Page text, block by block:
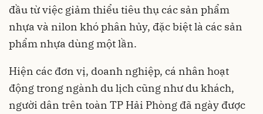
đầu từ việc giảm thiểu tiêu thụ các sản phẩm
nhựa và nilon khó phân hủy, đặc biệt là các sản
phẩm nhựa dùng một lần.
Hiện các đơn vị, doanh nghiệp, cá nhân hoạt
động trong ngành du lịch cũng như du khách,
người dân trên toàn TP Hải Phòng đã ngày được